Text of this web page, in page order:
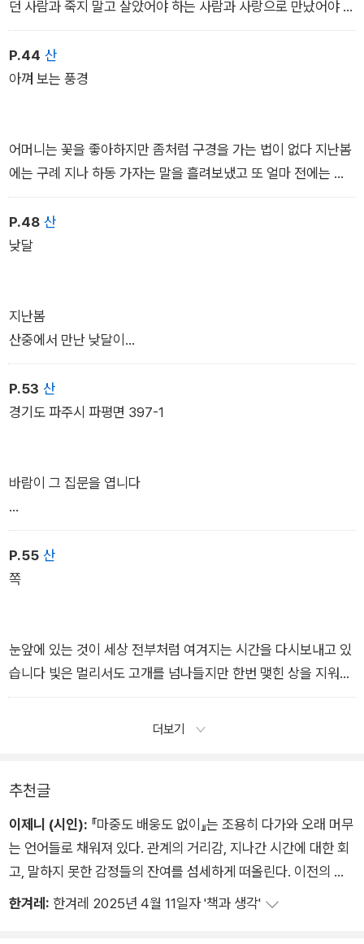
던 사람과 죽지 말고 살았어야 하는 사람과 사랑으로 만났어야 했
던 사람과 삶을 속인 사람과 살며 마주하지 않았어도 좋았을 사람
과 나를 보고 그냥 살라고 했던 사람과 삶에 속은 사람과 천천
히 후회하며 살라던 사람과 미안하지만 이제 이렇게는 살지 않겠
P.44 산
아껴 보는 풍경
어머니는 꽃을 좋아하지만 좀처럼 구경을 가는 법이 없다 지난봄
에는 구례 지나 하동 가자는 말을 흘려보냈고 또 얼마 전에는 코
스모스 피어 있는 들판을 둘러보자는 나의 제안을 세상 쓸데없
는 일이라 깎아내렸다 어머니의 꽃구경 무용 논리는 이렇다 앞산
에 산벚나무와 이팝나무 보이고 집앞에 살구나무 있고 텃밭 가장
원 한장을 몇 곱절로 여기며 살아온 어머니는 이제 시선까지 절약
하는 법을 알게된 듯하다 세상 아까운 것들마다 아낀다는 것이다
P.48 산
낮달
지난봄
산중에서 만난 낮달이
오늘은 마을까지
내려와주었습니다
돌봐야 했던 이가
어느 시간에 이르러
나를 돌보아줄 때도
P.53 산
경기도 파주시 파평면 397-1
바람이 그 집문을 엽니다
다시
바람이 그 집
P.55 산
쪽
눈앞에 있는 것이 세상 전부처럼 여겨지는 시간을 다시보내고 있
습니다 빛은 멀리서도 고개를 넘나들지만 한번 맺힌 상을 지워내
기가 쉽지 않습니다 응시도 미루고 외면도 거두어들이면서 헤매
기만 합니다 와중 품고 있는 바람도 하나 있습니다 속절없이 맞닥
서도 한데 놓이는 일이없기를 일단 그때까지는 한쪽의 시간을 두
텁게 쌓고 볼 것입니다
더보기
추천글
이제니 (시인): 『마중도 배웅도 없이』는 조용히 다가와 오래 머무
는 언어들로 채워져 있다. 관계의 거리감, 지나간 시간에 대한 회
고, 말하지 못한 감정들의 잔여를 섬세하게 떠올린다. 이전의 시
집들이 상실과 그리움, 그 곁의 사랑에 대해 온건하고 단정한 언
한겨레: 한겨레 2025년 4월 11일자 '책과 생각'